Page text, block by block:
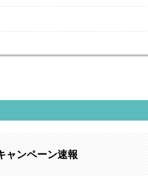
ャンペーン速報